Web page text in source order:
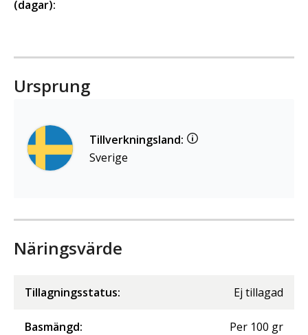
(dagar):
Ursprung
Tillverkningsland:
Sverige
Näringsvärde
Tillagningsstatus: Ej tillagad
Basmängd: Per 100 gr